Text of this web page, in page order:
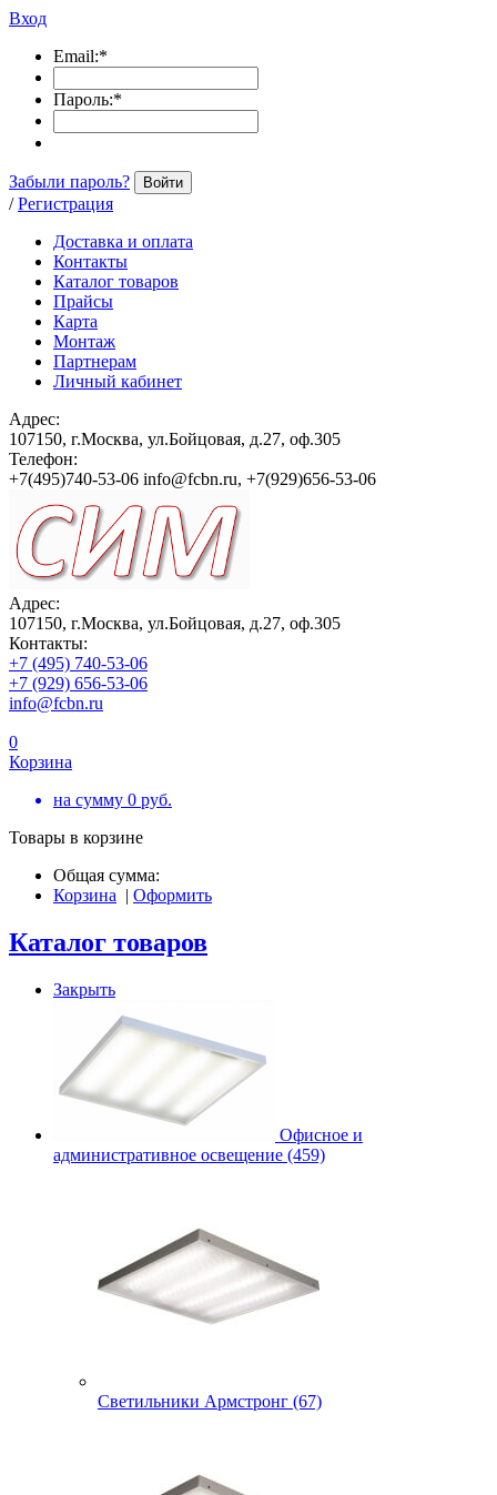
Вход
Email:*
Пароль:*
Забыли пароль? Войти
/ Регистрация
Доставка и оплата
Контакты
Каталог товаров
Прайсы
Карта
Монтаж
Партнерам
Личный кабинет
Адрес:
107150, г.Москва, ул.Бойцовая, д.27, оф.305
Телефон:
+7(495)740-53-06 info@fcbn.ru, +7(929)656-53-06
Адрес:
107150, г.Москва, ул.Бойцовая, д.27, оф.305
Контакты:
+7 (495) 740-53-06
+7 (929) 656-53-06
info@fcbn.ru
0
Корзина
на сумму 0 руб.
Товары в корзине
Общая сумма:
Корзина | Оформить
Каталог товаров
Закрыть
Офисное и
административное освещение (459)
Светильники Армстронг (67)